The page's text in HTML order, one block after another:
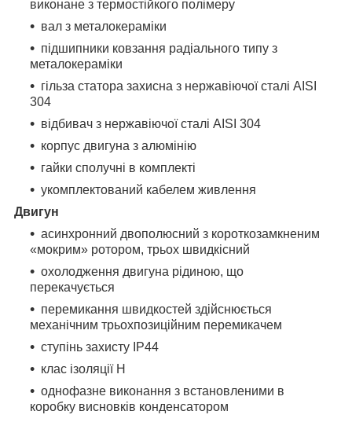
виконане з термостійкого полімеру
вал з металокераміки
підшипники ковзання радіального типу з
металокераміки
гільза статора захисна з нержавіючої сталі AISI
304
відбивач з нержавіючої сталі AISI 304
корпус двигуна з алюмінію
гайки сполучні в комплекті
укомплектований кабелем живлення
Двигун
асинхронний двополюсний з короткозамкненим
«мокрим» ротором, трьох швидкісний
охолодження двигуна рідиною, що
перекачується
перемикання швидкостей здійснюється
механічним трьохпозиційним перемикачем
ступінь захисту IP44
клас ізоляції H
однофазне виконання з встановленими в
коробку висновків конденсатором